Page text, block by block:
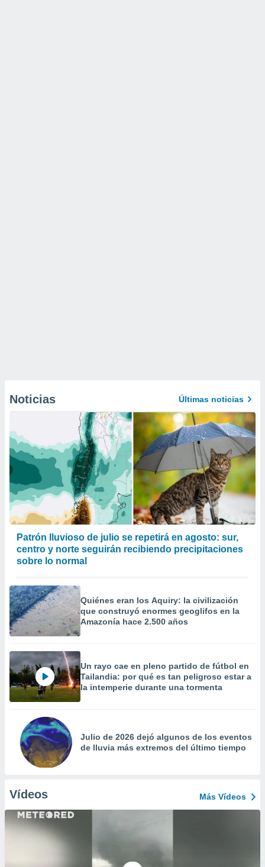
Noticias Últimas noticias
Patrón lluvioso de julio se repetirá en agosto: sur,
centro y norte seguirán recibiendo precipitaciones
sobre lo normal
Quiénes eran los Aquiry: la civilización
que construyó enormes geoglifos en la
Amazonía hace 2.500 años
Un rayo cae en pleno partido de fútbol en
Tailandia: por qué es tan peligroso estar a
la intemperie durante una tormenta
Julio de 2026 dejó algunos de los eventos
de lluvia más extremos del último tiempo
Vídeos Más Vídeos